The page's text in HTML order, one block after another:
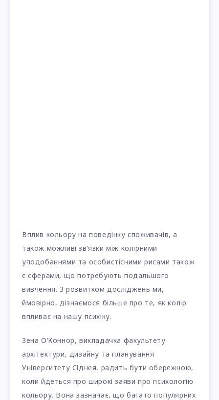
Вплив кольору на поведінку споживачів, а
також можливі зв’язки між колірними
уподобаннями та особистісними рисами також
є сферами, що потребують подальшого
вивчення. З розвитком досліджень ми,
ймовірно, дізнаємося більше про те, як колір
впливає на нашу психіку.
Зена О’Коннор, викладачка факультету
архітектури, дизайну та планування
Університету Сіднея, радить бути обережною,
коли йдеться про широкі заяви про психологію
кольору. Вона зазначає, що багато популярних